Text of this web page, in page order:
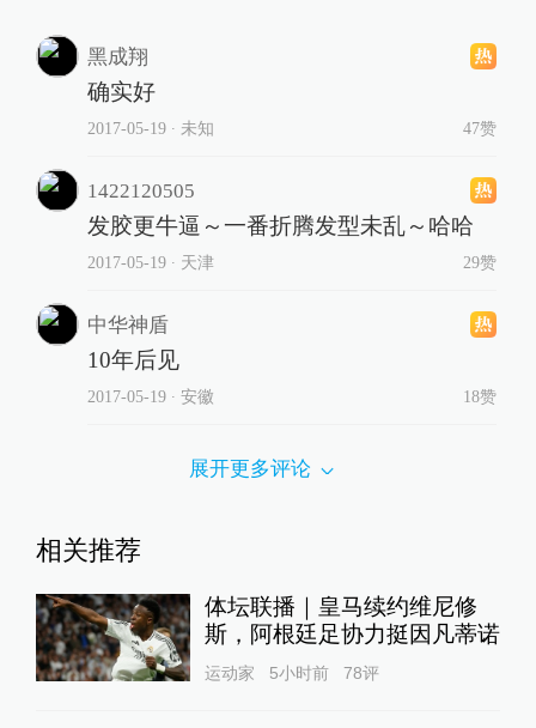
黑成翔
确实好
2017-05-19∙ 未知 47赞
1422120505
发胶更牛逼～一番折腾发型未乱～哈哈
2017-05-19∙ 天津 29赞
中华神盾
10年后见
2017-05-19∙ 安徽 18赞
展开更多评论
相关推荐
体坛联播｜皇马续约维尼修
斯，阿根廷足协力挺因凡蒂诺
运动家 5小时前 78评